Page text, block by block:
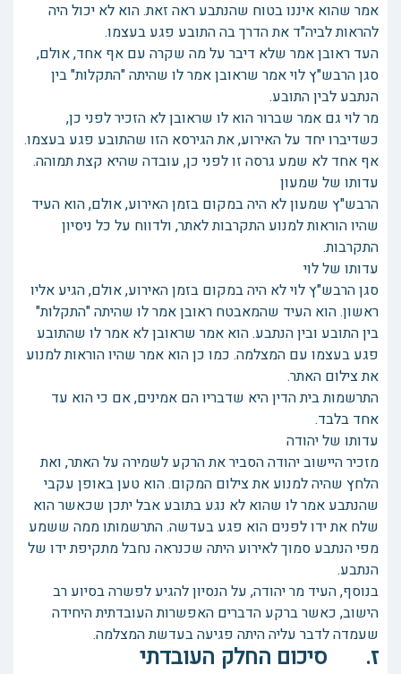
אמר שהוא איננו בטוח שהנתבע ראה זאת. הוא לא יכול היה
להראות לביה"ד את הדרך בה התובע פגע בעצמו.
העד ראובן אמר שלא דיבר על מה שקרה עם אף אחד, אולם,
סגן הרבש"ץ לוי אמר שראובן אמר לו שהיתה "התקלות" בין
הנתבע לבין התובע.
מר לוי גם אמר שברור הוא לו שראובן לא הזכיר לפני כן,
כשדיברו יחד על האירוע, את הגירסא הזו שהתובע פגע בעצמו.
אף אחד לא שמע גרסה זו לפני כן, עובדה שהיא קצת תמוהה.
עדותו של שמעון
הרבש"ץ שמעון לא היה במקום בזמן האירוע, אולם, הוא העיד
שהיו הוראות למנוע התקרבות לאתר, ולדווח על כל ניסיון
התקרבות.
עדותו של לוי
סגן הרבש"ץ לוי לא היה במקום בזמן האירוע, אולם, הגיע אליו
ראשון. הוא העיד שהמאבטח ראובן אמר לו שהיתה "התקלות"
בין התובע ובין הנתבע. הוא אמר שראובן לא אמר לו שהתובע
פגע בעצמו עם המצלמה. כמו כן הוא אמר שהיו הוראות למנוע
את צילום האתר.
התרשמות בית הדין היא שדבריו הם אמינים, אם כי הוא עד
אחד בלבד.
עדותו של יהודה
מזכיר היישוב יהודה הסביר את הרקע לשמירה על האתר, ואת
הלחץ שהיה למנוע את צילום המקום. הוא טען באופן עקבי
שהנתבע אמר לו שהוא לא נגע בתובע אבל יתכן שכאשר הוא
שלח את ידו לפנים הוא פגע בעדשה. התרשמותו ממה ששמע
מפי הנתבע סמוך לאירוע היתה שכנראה נחבל מתקיפת ידו של
הנתבע.
בנוסף, העיד מר יהודה, על הנסיון להגיע לפשרה בסיוע רב
הישוב, כאשר ברקע הדברים האפשרות העובדתית היחידה
שעמדה לדבר עליה היתה פגיעה בעדשת המצלמה.
ז. סיכום החלק העובדתי